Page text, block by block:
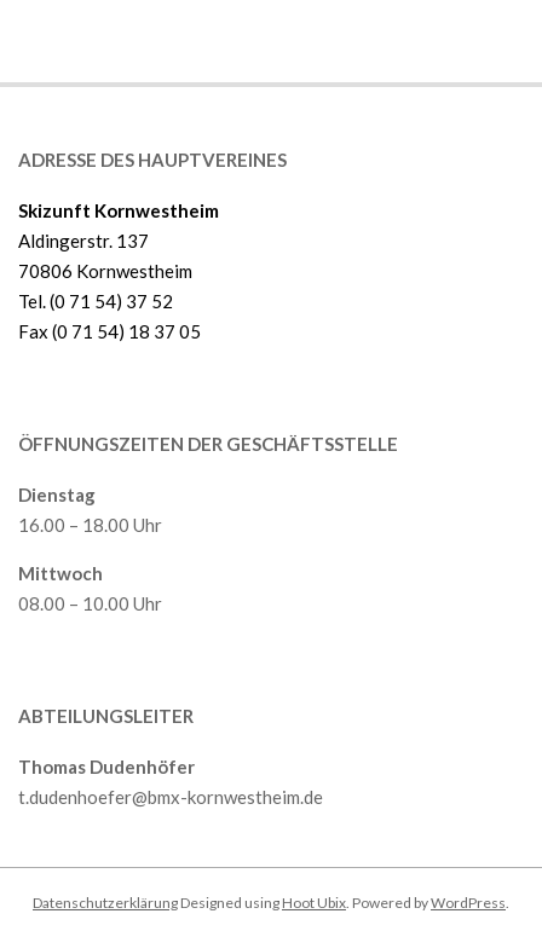
ADRESSE DES HAUPTVEREINES
Skizunft Kornwestheim
Aldingerstr. 137
70806 Kornwestheim
Tel. (0 71 54) 37 52
Fax (0 71 54) 18 37 05
ÖFFNUNGSZEITEN DER GESCHÄFTSSTELLE
Dienstag
16.00 – 18.00 Uhr
Mittwoch
08.00 – 10.00 Uhr
ABTEILUNGSLEITER
Thomas Dudenhöfer
t.dudenhoefer@bmx-kornwestheim.de
Datenschutzerklärung Designed using Hoot Ubix. Powered byWordPress.